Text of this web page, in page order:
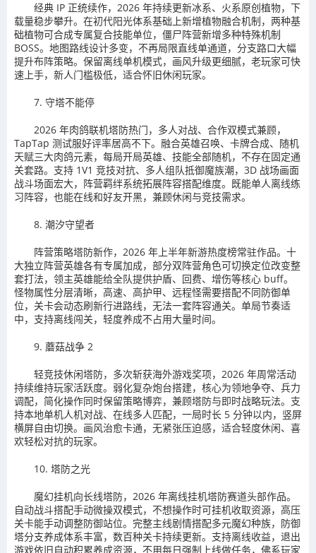
经典 IP 正统续作，2026 年持续更新冰系、火系原创植物，下
载量稳步攀升。在初代阳光体系基础上新增植物融合机制，两种基
础植物可合成专属复合技能单位，僵尸阵营新增多种特殊机制
BOSS。地图路线设计多变，不再局限直线单通道，分支路口大幅
提升布阵策略。保留离线单机模式，画风升级更细腻，老玩家可快
速上手，新人门槛极低，适合怀旧休闲玩家。
7. 守塔不能停
2026 年肉鸽联机塔防热门，多人对战、合作双模式兼顾，
TapTap 测试服好评率居高不下。融合英雄召唤、卡牌合成、随机
天赋三大肉鸽元素，每局开局英雄、技能全部随机，不存在固定通
关套路。支持 1V1 竞技对抗、多人组队抵御魔族潮，3D 战场画面
战斗场面宏大，阵营羁绊系统拓展阵容搭配维度。既能单人离线练
习阵容，也能在线和好友开黑，兼顾休闲与竞技需求。
8. 潮汐守望者
阵营策略塔防新作，2026 年上半年新游热度榜常驻作品。十
大独立阵营英雄各有专属加成，部分双阵营角色可切换定位改变整
套打法，领主英雄能给全队提供护盾、回费、增伤等核心 buff。
怪物属性分层清晰，高速、高护甲、远程怪需要搭配不同防御单
位，关卡会动态刷新行进路线，无法一套阵容通关。单局节奏适
中，支持离线闯关，轻度养成不占用大量时间。
9. 蘑菇战争 2
轻竞技休闲塔防，多次斩获海外游戏奖项，2026 年周常活动
持续维持玩家活跃度。弱化复杂炮台搭建，核心为领地争夺、兵力
调配，简化操作同时保留策略博弈，兼顾塔防与即时战略玩法。支
持本地单机人机对战、在线多人匹配，一局时长 5 分钟以内，竖屏
横屏自由切换。画风治愈卡通，无紧张压迫感，适合轻度休闲、喜
欢轻松对抗的玩家。
10. 塔防之光
魔幻挂机向长线塔防，2026 年离线挂机塔防赛道头部作品。
自动战斗搭配手动微操双模式，不想操作时可挂机收取资源，高压
关卡能手动调整防御站位。完整主线剧情搭配多元魔幻种族，防御
塔分支养成体系丰富，数百种关卡持续更新。支持离线收益，退出
游戏依旧自动积累养成资源，不用每日强制上线做任务，佛系玩家